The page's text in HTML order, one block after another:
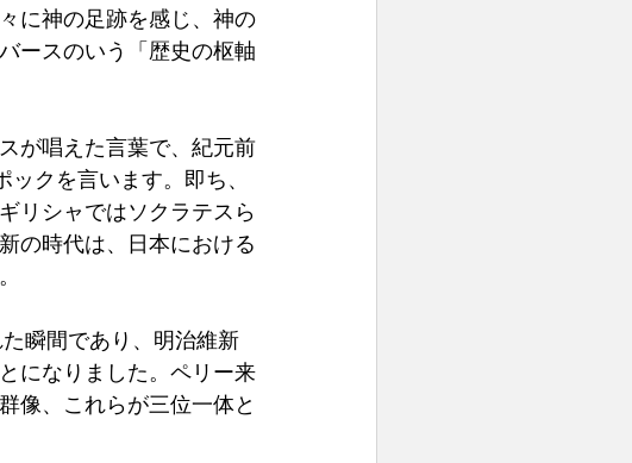
に神の足跡を感じ、神の
ースのいう「歴史の枢軸
が唱えた言葉で、紀元前
クを言います。即ち、
リシャではソクラテスら
の時代は、日本における
瞬間であり、明治維新
になりました。ペリー来
像、これらが三位一体と